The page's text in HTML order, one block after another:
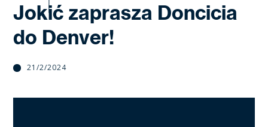
Jokić zaprasza Doncicia
do Denver!
21/2/2024